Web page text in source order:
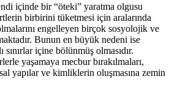
içinde bir “öteki” yaratma olgusu
birbirini tüketmesi için aralarında
engelleyen birçok sosyolojik ve
Bunun en büyük nedeni ise
içine bölünmüş olmasıdır.
yaşamaya mecbur bırakılmaları,
yapılar ve kimliklerin oluşmasına zemin